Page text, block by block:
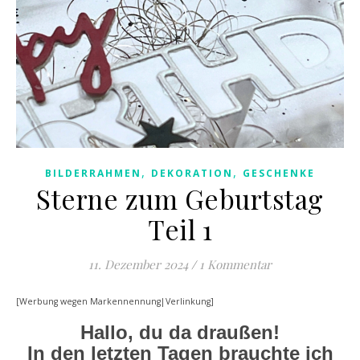
BILDERRAHMEN , DEKORATION , GESCHENKE
Sterne zum Geburtstag
Teil 1
11. Dezember 2024 / 1 Kommentar
[Werbung wegen Markennennung|Verlinkung]
Hallo, du da draußen!
In den letzten Tagen brauchte ich